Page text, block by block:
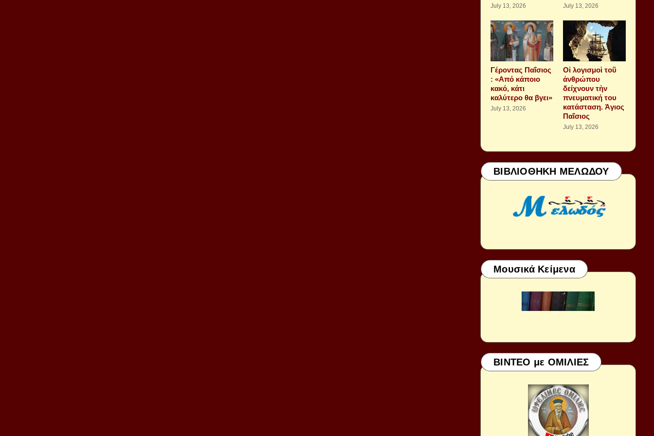
July 13, 2026 July 13, 2026
Γέροντας Παΐσιος
: «Από κάποιο
κακό, κάτι
καλύτερο θα βγει»
July 13, 2026
Οἱ λογισμοὶ τοῦ
ἀνθρώπου
δείχνουν τὴν
πνευματική του
κατάσταση. Ἁγιος
Παΐσιος
July 13, 2026
ΒΙΒΛΙΟΘΗΚΗ ΜΕΛΩΔΟΥ
Μουσικά Κείμενα
ΒΙΝΤΕΟ με ΟΜΙΛΙΕΣ